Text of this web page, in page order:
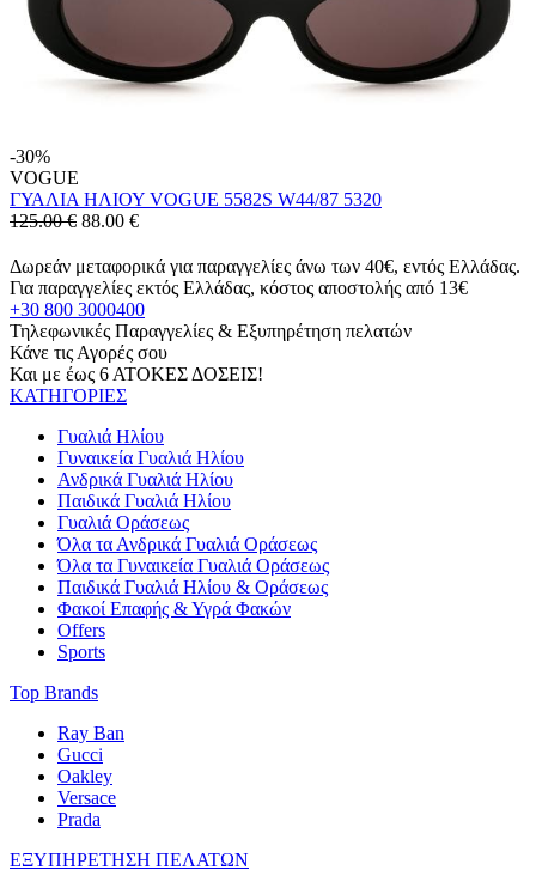
-30%
VOGUE
ΓΥΑΛΙΑ ΗΛΙΟΥ VOGUE 5582S W44/87 5320
125.00 € 88.00 €
Δωρεάν μεταφορικά για παραγγελίες άνω των 40€, εντός Ελλάδας.
Για παραγγελίες εκτός Ελλάδας, κόστος αποστολής από 13€
+30 800 3000400
Τηλεφωνικές Παραγγελίες & Εξυπηρέτηση πελατών
Κάνε τις Αγορές σου
Και με έως 6 ΑΤΟΚΕΣ ΔΟΣΕΙΣ!
ΚΑΤΗΓΟΡΙΕΣ
Γυαλιά Ηλίου
Γυναικεία Γυαλιά Ηλίου
Ανδρικά Γυαλιά Ηλίου
Παιδικά Γυαλιά Ηλίου
Γυαλιά Οράσεως
Όλα τα Ανδρικά Γυαλιά Οράσεως
Όλα τα Γυναικεία Γυαλιά Οράσεως
Παιδικά Γυαλιά Ηλίου & Οράσεως
Φακοί Επαφής & Υγρά Φακών
Offers
Sports
Top Brands
Ray Ban
Gucci
Oakley
Versace
Prada
ΕΞΥΠΗΡΕΤΗΣΗ ΠΕΛΑΤΩΝ